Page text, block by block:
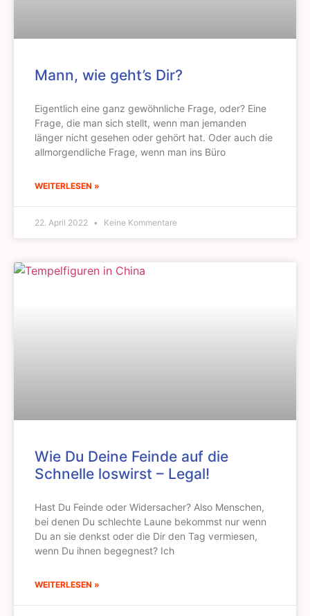
Mann, wie geht’s Dir?
Eigentlich eine ganz gewöhnliche Frage, oder? Eine
Frage, die man sich stellt, wenn man jemanden
länger nicht gesehen oder gehört hat. Oder auch die
allmorgendliche Frage, wenn man ins Büro
WEITERLESEN »
22. April 2022 Keine Kommentare
Wie Du Deine Feinde auf die
Schnelle loswirst – Legal!
Hast Du Feinde oder Widersacher? Also Menschen,
bei denen Du schlechte Laune bekommst nur wenn
Du an sie denkst oder die Dir den Tag vermiesen,
wenn Du ihnen begegnest? Ich
WEITERLESEN »